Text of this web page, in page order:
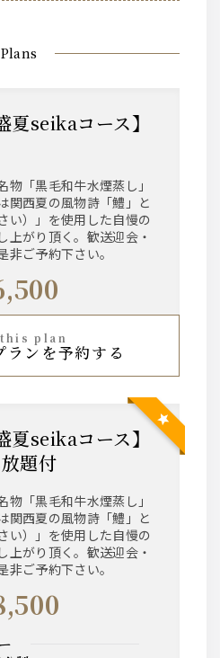
Plans
「黒毛和牛水煙蒸し」
関西夏の風物詩「鱧」と
い）」を使用した自慢の
上がり頂く。歓送迎会・
非ご予約下さい。
this plan
プランを予約する
題付
「黒毛和牛水煙蒸し」
関西夏の風物詩「鱧」と
い）」を使用した自慢の
上がり頂く。歓送迎会・
非ご予約下さい。